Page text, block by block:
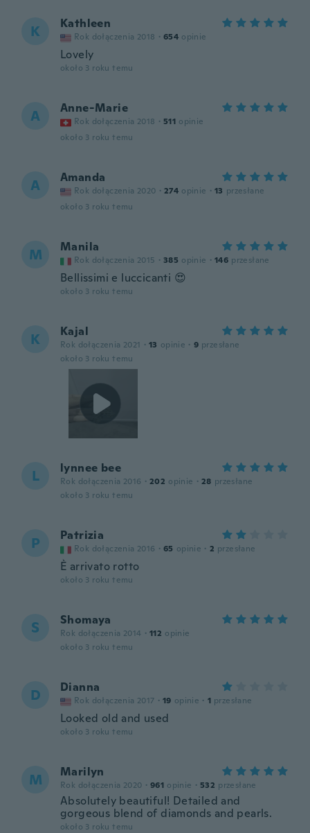
K Kathleen
Rok dołączenia 2018 · 654 opinie
Lovely
około 3 roku temu
A Anne-Marie
Rok dołączenia 2018 · 511 opinie
około 3 roku temu
A Amanda
Rok dołączenia 2020 · 274 opinie · 13 przesłane
około 3 roku temu
M Manila
Rok dołączenia 2015 · 385 opinie · 146 przesłane
Bellissimi e luccicanti 😍
około 3 roku temu
K Kajal
Rok dołączenia 2021 · 13 opinie · 9 przesłane
około 3 roku temu
L lynnee bee
Rok dołączenia 2016 · 202 opinie · 28 przesłane
około 3 roku temu
P Patrizia
Rok dołączenia 2016 · 65 opinie · 2 przesłane
È arrivato rotto
około 3 roku temu
S Shomaya
Rok dołączenia 2014 · 112 opinie
około 3 roku temu
D Dianna
Rok dołączenia 2017 · 19 opinie · 1 przesłane
Looked old and used
około 3 roku temu
M Marilyn
Rok dołączenia 2020 · 961 opinie · 532 przesłane
Absolutely beautiful! Detailed and
gorgeous blend of diamonds and pearls.
około 3 roku temu